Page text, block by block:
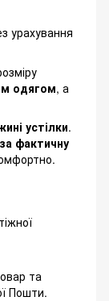
урахування
одягом, а
устілки.
фактичну
та
Пошти.